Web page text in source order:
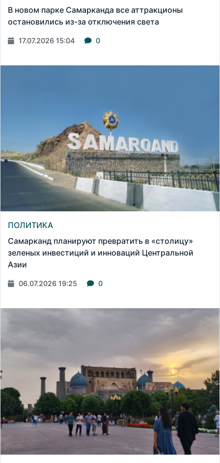
В новом парке Самарканда все аттракционы
остановились из-за отключения света
17.07.2026 15:04 0
ПОЛИТИКА
Самарканд планируют превратить в «столицу»
зеленых инвестиций и инноваций Центральной
Азии
06.07.2026 19:25 0